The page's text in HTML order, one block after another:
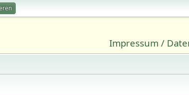
Impressum /